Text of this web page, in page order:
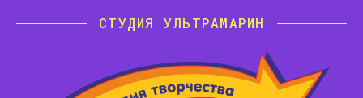
СТУДИЯ УЛЬТРАМАРИН